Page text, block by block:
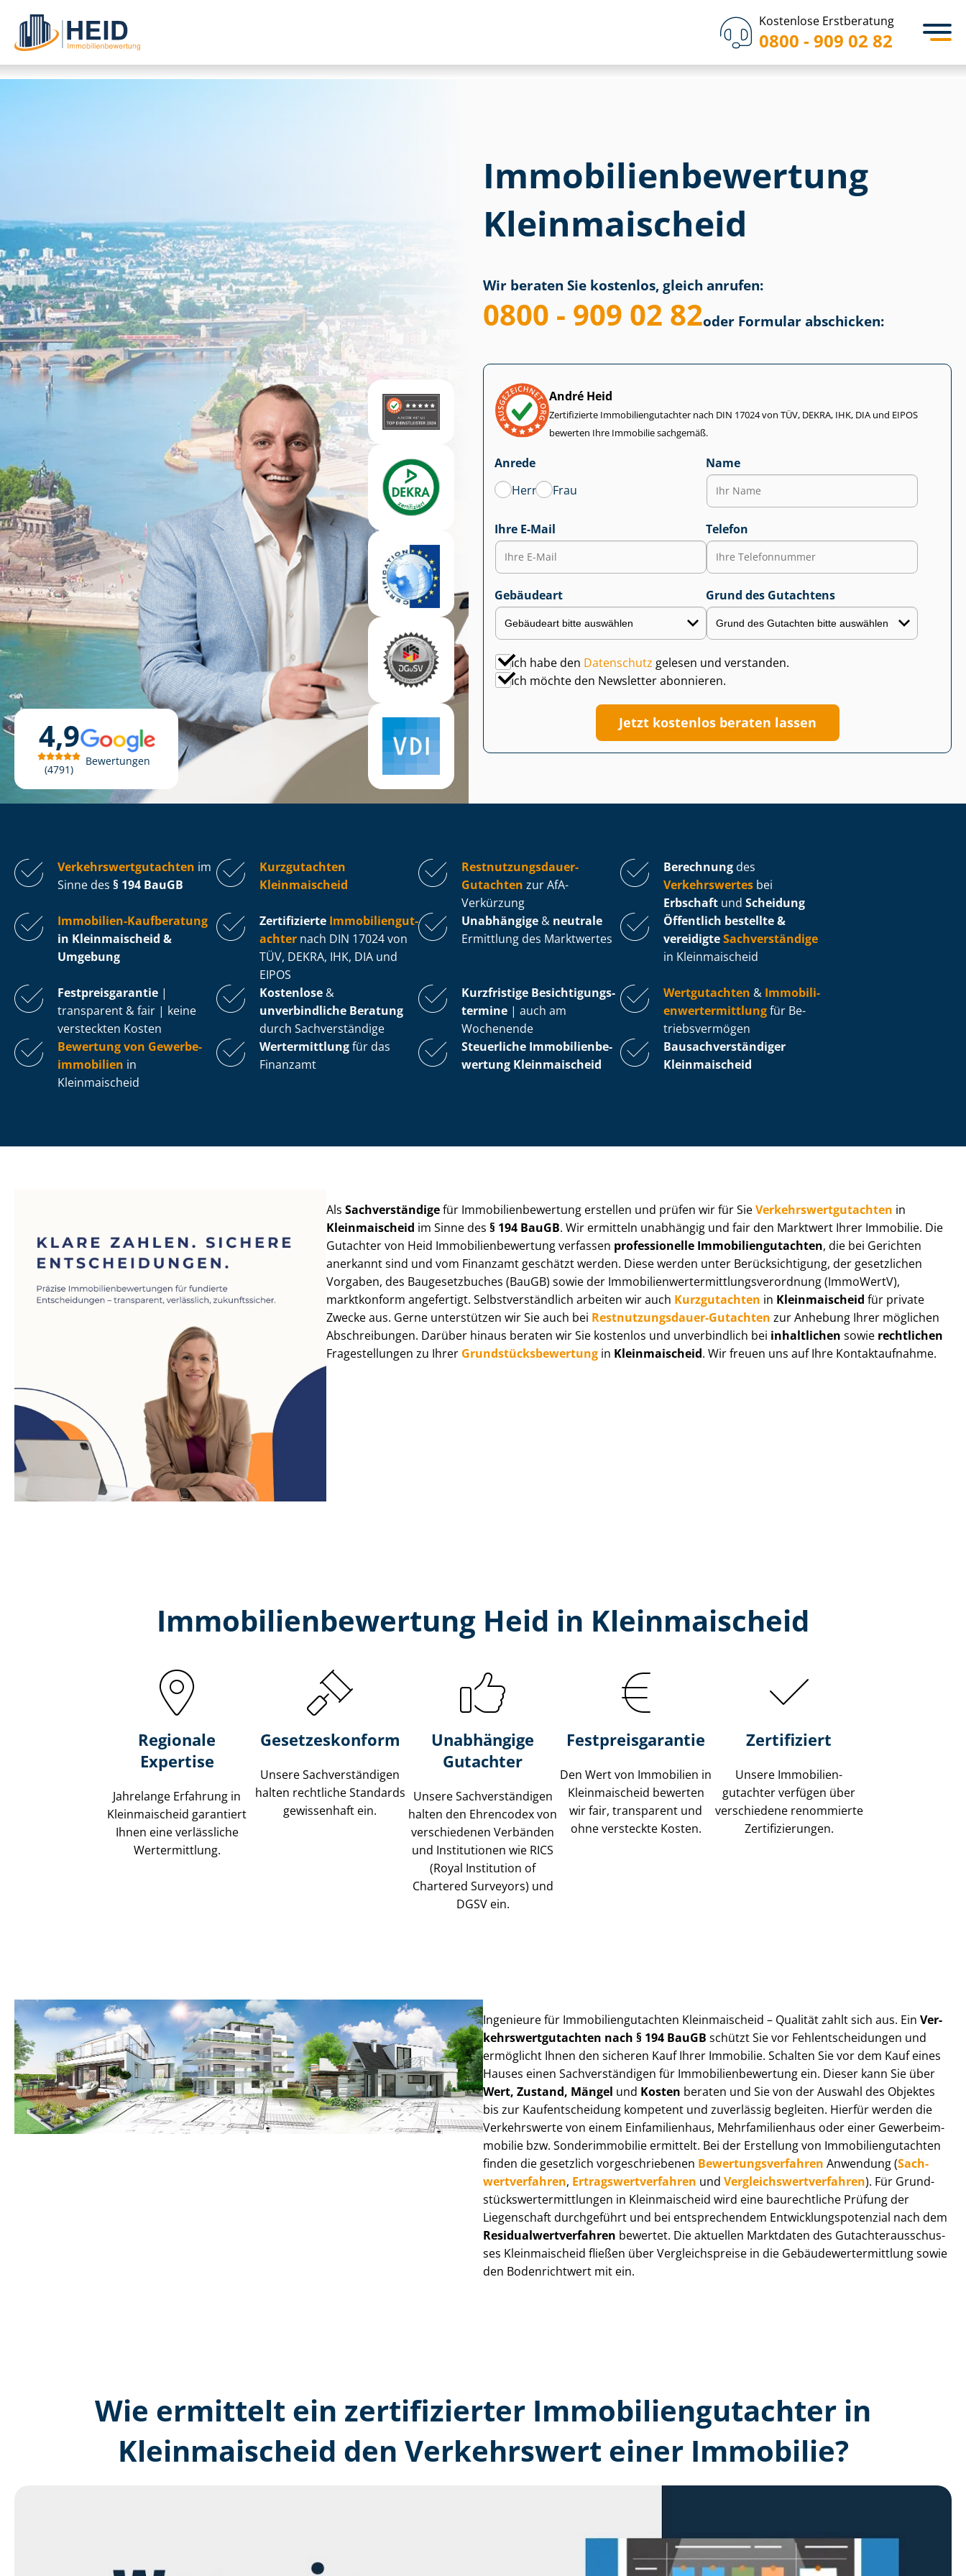
Kostenlose Erstberatung
0800 - 909 02 82
4,9
4791
Bewertungen
Immobilien­bewertung
Kleinmaischeid
Wir beraten Sie kostenlos, gleich anrufen:
0800 - 909 02 82oder Formular abschicken:
André Heid
Zertifizierte Im­mo­bi­li­en­gut­ach­ter nach DIN 17024 von TÜV, DEKRA, IHK, DIA und EIPOS
bewerten Ihre Immobilie sachgemäß.
Anrede
Herr
Frau
Name
Ihre E-Mail Telefon
Gebäudeart Grund des Gutachtens
Ich habe den Datenschutz gelesen und verstanden.
Ich möchte den Newsletter abonnieren.
Jetzt kostenlos beraten lassen
Ver­kehrs­wert­gut­ach­ten im
Sinne des § 194 BauGB
Kurzgutachten
Kleinmaischeid
Rest­nut­zungs­dau­er-
Gutachten zur AfA-
Verkürzung
Berechnung des
Verkehrswertes bei
Erbschaft und Scheidung
Immobilien-Kaufberatung
in Kleinmaischeid &
Umgebung
Zertifizierte Im­mo­bi­li­en­gut­
ach­ter nach DIN 17024 von
TÜV, DEKRA, IHK, DIA und
EIPOS
Unabhängige & neutrale
Ermittlung des Marktwertes
Öffentlich bestellte &
vereidigteSachverständige
in Kleinmaischeid
Fest­preis­ga­ran­tie |
transparent & fair | keine
versteckten Kosten
Kostenlose &
unverbindliche Beratung
durch Sachverständige
Kurzfristige Be­sich­ti­gungs­
ter­mi­ne | auch am
Wochenende
Wertgutachten & Im­mo­bi­li­
en­wert­ermitt­lungfür Be­
triebs­ver­mö­gen
Bewertung von Ge­wer­be­
im­mo­bi­li­en in
Kleinmaischeid
Wertermittlungfür das
Finanzamt
Steuerliche Im­mo­bi­li­en­be­
wer­tung Kleinmaischeid
Bau­sach­ver­stän­di­ger
Kleinmaischeid
AlsSachverständigefür Im­mo­bi­li­en­be­wer­tung erstellen und prüfen wir für SieVer­kehrs­wert­gut­ach­ten in
Kleinmaischeid im Sinne des§ 194 BauGB. Wir ermitteln unabhängig und fair den Marktwert Ihrer Immobilie. Die
Gutachter von Heid Im­mo­bi­li­en­be­wer­tung verfassen professionelle Im­mo­bi­li­en­gut­ach­ten, die bei Gerichten
anerkannt sind und vom Finanzamt geschätzt werden. Diese werden unter Be­rück­sich­ti­gung, der gesetzlichen
Vorgaben, des Baugesetzbuches (BauGB) sowie der Im­mo­bi­li­en­wert­ermitt­lungs­ver­ord­nung (ImmoWertV),
marktkonform angefertigt. Selbst­ver­ständ­lich arbeiten wir auch Kurzgutachten in Kleinmaischeid für private
Zwecke aus. Gerne unterstützen wir Sie auch bei Rest­nut­zungs­dau­er-Gutachten zur Anhebung Ihrer möglichen
Abschreibungen. Darüber hinaus beraten wir Sie kostenlos und unverbindlich bei inhaltlichen sowie rechtlichen
Fragestellungen zu Ihrer Grund­stücks­be­wer­tung in Kleinmaischeid. Wir freuen uns auf Ihre Kontaktaufnahme.
Immobilien­bewertung Heid in Kleinmaischeid
Regionale
Expertise
Jahrelange Erfahrung in
Kleinmaischeid garantiert
Ihnen eine verlässliche
Wertermittlung.
Gesetzes­konform
Unsere Sach­ver­stän­di­gen
halten rechtliche Standards
gewissenhaft ein.
Unabhängige
Gutachter
Unsere Sach­ver­stän­di­gen
halten den Ehrencodex von
verschiedenen Verbänden
und Institutionen wie RICS
(Royal Institution of
Chartered Surveyors) und
DGSV ein.
Festpreis​garantie
Den Wert von Immobilien in
Kleinmaischeid bewerten
wir fair, transparent und
ohne versteckte Kosten.
Zertifiziert
Unsere Immobilien­
gutachter verfügen über
verschiedene renommierte
Zer­ti­fi­zie­run­gen.
Ingenieure für Im­mo­bi­li­en­gut­ach­ten Kleinmaischeid – Qualität zahlt sich aus. Ein Ver­
kehrs­wert­gut­ach­ten nach § 194 BauGB schützt Sie vor Fehl­ent­schei­dun­gen und
ermöglicht Ihnen den sicheren Kauf Ihrer Immobilie. Schalten Sie vor dem Kauf eines
Hauses einen Sach­ver­stän­di­gen für Im­mo­bi­li­en­be­wer­tung ein. Dieser kann Sie über
Wert, Zustand, Mängel und Kosten beraten und Sie von der Auswahl des Objektes
bis zur Kauf­ent­schei­dung kompetent und zuverlässig begleiten. Hierfür werden die
Verkehrswerte von einem Einfamilienhaus, Mehr­fa­mi­li­en­haus oder einer Ge­wer­be­im­
mo­bi­lie bzw. Sonderimmobilie ermittelt. Bei der Erstellung von Im­mo­bi­li­en­gut­ach­ten
finden die gesetzlich vor­ge­schrie­be­nen Be­wer­tungs­ver­fah­ren Anwendung (Sach­
wert­ver­fah­ren, Er­trags­wert­ver­fah­ren und Ver­gleichs­wert­ver­fah­ren). Für Grund­
stücks­wert­ermitt­lun­gen in Kleinmaischeid wird eine baurechtliche Prüfung der
Liegenschaft durchgeführt und bei entsprechendem Ent­wick­lungs­po­ten­zi­al nach dem
Re­si­du­al­wert­ver­fah­ren bewertet. Die aktuellen Marktdaten des Gut­ach­ter­aus­schus­
ses Kleinmaischeid fließen über Ver­gleichs­prei­se in die Ge­bäu­de­wert­ermitt­lung sowie
den Bodenrichtwert mit ein.
Wie ermittelt ein zertifizierter Immobilien­gutachter in
Kleinmaischeid den Verkehrswert einer Immobilie?